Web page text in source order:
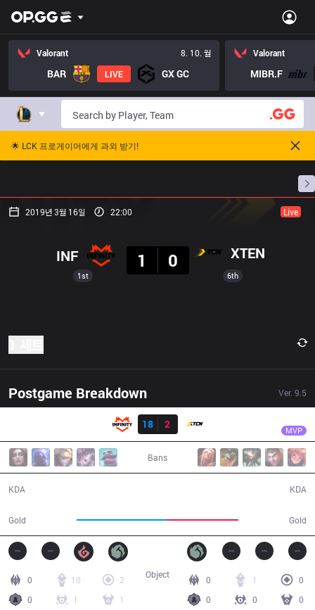
Valorant 8. 10. 월
BAR LIVE GX GC
Valorant
MIBR.F
🌟 LCK 프로게이머에게 과외 받기!
프로빌
2019년 3월 16일 22:00 Live
1st
INF
1
0 XTEN
6th
Postgame Breakdown Ver. 9.5
18
2 MVP
Bans
KDA
Gold Gold
KDA
0 10
2
0
1 1
0 1
0
0
0 0
Object